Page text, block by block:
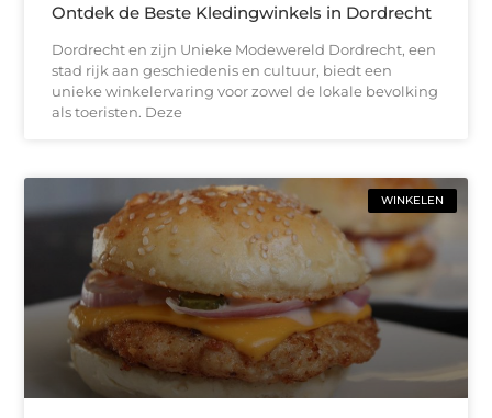
Ontdek de Beste Kledingwinkels in Dordrecht
Dordrecht en zijn Unieke Modewereld Dordrecht, een
stad rijk aan geschiedenis en cultuur, biedt een
unieke winkelervaring voor zowel de lokale bevolking
als toeristen. Deze
WINKELEN